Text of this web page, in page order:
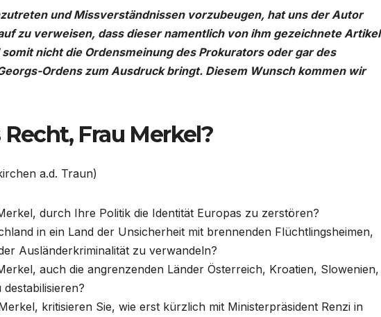
und Missverständnissen vorzubeugen, hat uns der Autor
zu verweisen, dass dieser namentlich von ihm gezeichnete Artikel
nicht die Ordensmeinung des Prokurators oder gar des
Ordens zum Ausdruck bringt. Diesem Wunsch kommen wir
Frau Merkel?
a.d. Traun)
durch Ihre Politik die Identität Europas zu zerstören?
in ein Land der Unsicherheit mit brennenden Flüchtlingsheimen,
Ausländerkriminalität zu verwandeln?
auch die angrenzenden Länder Österreich, Kroatien, Slowenien,
kritisieren Sie, wie erst kürzlich mit Ministerpräsident Renzi in